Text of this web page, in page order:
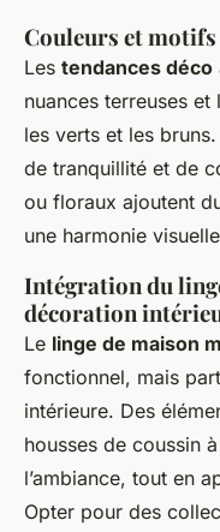
Couleurs et
Les tendances déco
nuances terreuses
les verts et les
de tranquillité et de
ou floraux ajoutent
une harmonie
Intégration du
décoration
Le linge de maison
fonctionnel, mais
intérieure. Des
housses de coussin
l’ambiance, tout en
Opter pour des